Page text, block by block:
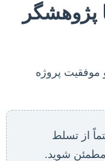
موفقیت پروژه
از تسلط
شوید.